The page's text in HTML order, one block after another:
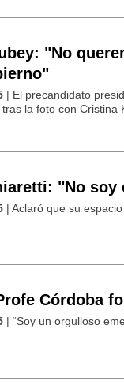
"No
| El precandidato
tras la foto con Cristina
"No soy
| Aclaró que su
Córdoba
| “Soy un orgulloso